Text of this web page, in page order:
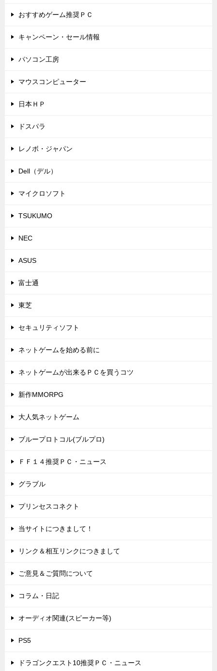
おすすめゲーム推奨ＰＣ
キャンペーン・セール情報
パソコン工房
マウスコンピューター
日本ＨＰ
ドスパラ
レノボ・ジャパン
Dell（デル）
マイクロソフト
TSUKUMO
NEC
ASUS
富士通
東芝
セキュリティソフト
ネットゲームを始める前に
ネットゲームが出来るＰＣを買うコツ
新作MMORPG
大人気ネットゲーム
ブループロトコル(ブルプロ)
ＦＦ１４推奨ＰＣ・ニュース
グラブル
プリンセスコネクト
当サイトにつきまして！
リンク＆相互リンクにつきまして
ご意見＆ご質問について
コラム・日記
オーディオ関連(スピーカー等)
PS5
ドラゴンクエスト10推奨ＰＣ・ニュース